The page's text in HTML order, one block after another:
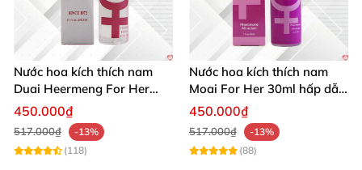
Nước hoa kích thích nam
Duai Heermeng For Her
mùi quyến rũ chai 29.5ml
450.000₫
517.000₫
-13%
(118)
Nước hoa kích thích nam
Moai For Her 30ml hấp dẫn
quyến rũ khách hàng
450.000₫
517.000₫
-13%
(88)